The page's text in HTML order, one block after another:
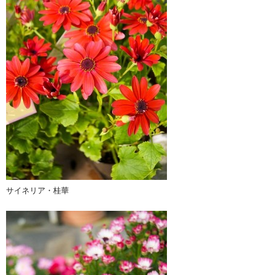
サイネリア・桂華